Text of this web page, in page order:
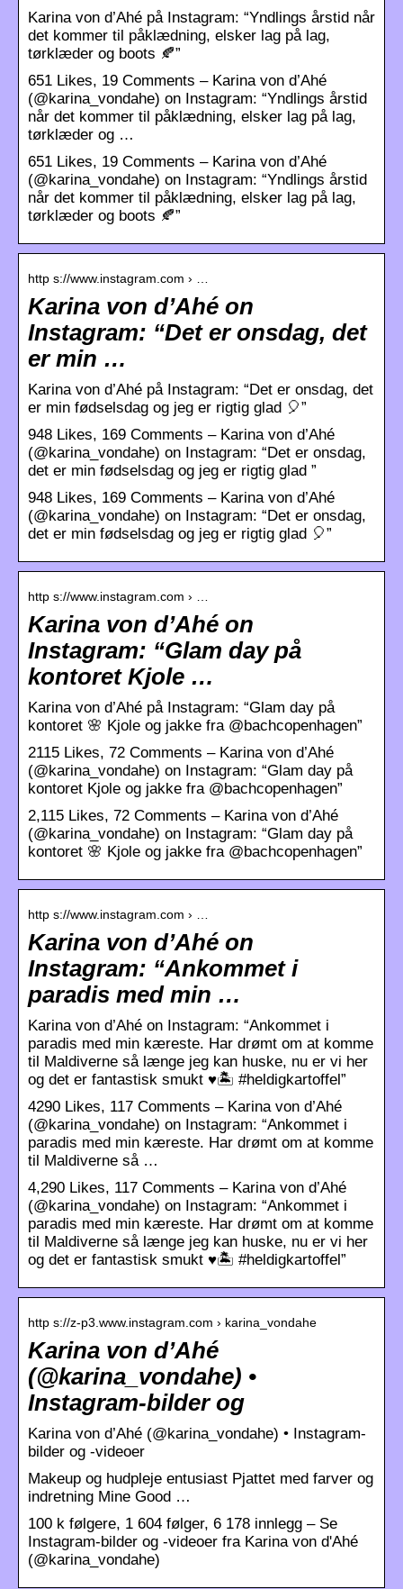
Karina von d’Ahé på Instagram: “Yndlings årstid når
det kommer til påklædning, elsker lag på lag,
tørklæder og boots 🍂”
651 Likes, 19 Comments – Karina von d’Ahé
(@karina_vondahe) on Instagram: “Yndlings årstid
når det kommer til påklædning, elsker lag på lag,
tørklæder og …
651 Likes, 19 Comments – Karina von d’Ahé
(@karina_vondahe) on Instagram: “Yndlings årstid
når det kommer til påklædning, elsker lag på lag,
tørklæder og boots 🍂”
http s://www.instagram.com › …
Karina von d’Ahé on
Instagram: “Det er onsdag, det
er min …
Karina von d’Ahé på Instagram: “Det er onsdag, det
er min fødselsdag og jeg er rigtig glad 🎈”
948 Likes, 169 Comments – Karina von d’Ahé
(@karina_vondahe) on Instagram: “Det er onsdag,
det er min fødselsdag og jeg er rigtig glad ”
948 Likes, 169 Comments – Karina von d’Ahé
(@karina_vondahe) on Instagram: “Det er onsdag,
det er min fødselsdag og jeg er rigtig glad 🎈”
http s://www.instagram.com › …
Karina von d’Ahé on
Instagram: “Glam day på
kontoret Kjole …
Karina von d’Ahé på Instagram: “Glam day på
kontoret 🌸 Kjole og jakke fra @bachcopenhagen”
2115 Likes, 72 Comments – Karina von d’Ahé
(@karina_vondahe) on Instagram: “Glam day på
kontoret Kjole og jakke fra @bachcopenhagen”
2,115 Likes, 72 Comments – Karina von d’Ahé
(@karina_vondahe) on Instagram: “Glam day på
kontoret 🌸 Kjole og jakke fra @bachcopenhagen”
http s://www.instagram.com › …
Karina von d’Ahé on
Instagram: “Ankommet i
paradis med min …
Karina von d’Ahé on Instagram: “Ankommet i
paradis med min kæreste. Har drømt om at komme
til Maldiverne så længe jeg kan huske, nu er vi her
og det er fantastisk smukt ♥️🏝 #heldigkartoffel”
4290 Likes, 117 Comments – Karina von d’Ahé
(@karina_vondahe) on Instagram: “Ankommet i
paradis med min kæreste. Har drømt om at komme
til Maldiverne så …
4,290 Likes, 117 Comments – Karina von d’Ahé
(@karina_vondahe) on Instagram: “Ankommet i
paradis med min kæreste. Har drømt om at komme
til Maldiverne så længe jeg kan huske, nu er vi her
og det er fantastisk smukt ♥️🏝 #heldigkartoffel”
http s://z-p3.www.instagram.com › karina_vondahe
Karina von d’Ahé
(@karina_vondahe) •
Instagram-bilder og
Karina von d’Ahé (@karina_vondahe) • Instagram-
bilder og -videoer
Makeup og hudpleje entusiast Pjattet med farver og
indretning Mine Good …
100 k følgere, 1 604 følger, 6 178 innlegg – Se
Instagram-bilder og -videoer fra Karina von d'Ahé
(@karina_vondahe)